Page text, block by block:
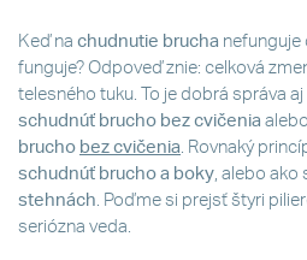
Keď na chudnutie brucha nefunguje
funguje? Odpoveď znie: celková
telesného tuku. To je dobrá správa
schudnúť brucho bez cvičenia alebo
brucho bez cvičenia . Rovnaký
schudnúť brucho a boky , alebo
stehnách . Poďme si prejsť štyri
seriózna veda.